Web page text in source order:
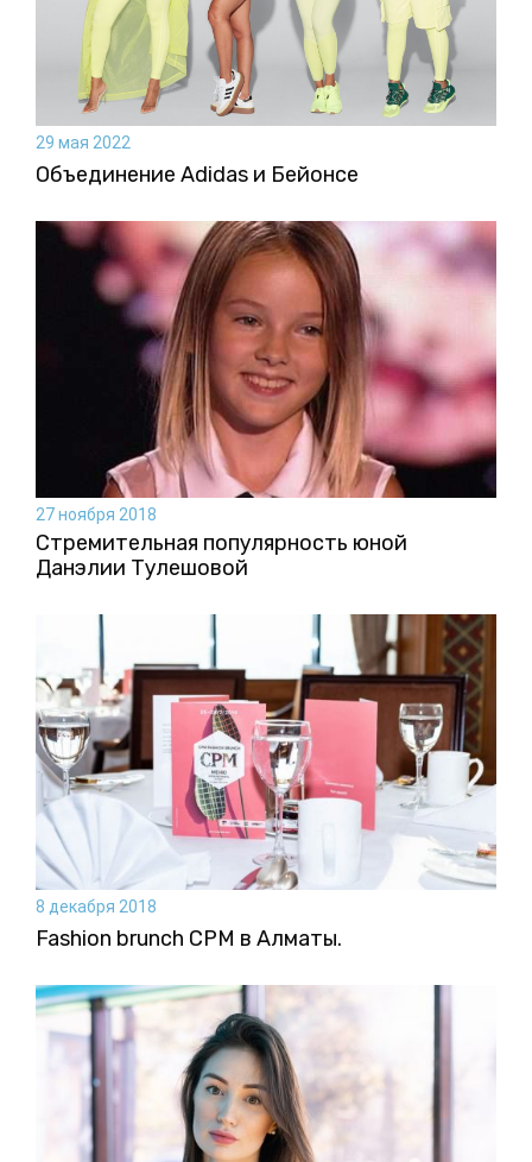
29 мая 2022
Объединение Adidas и Бейонсе
27 ноября 2018
Стремительная популярность юной
Данэлии Тулешовой
8 декабря 2018
Fashion brunch CPM в Алматы.